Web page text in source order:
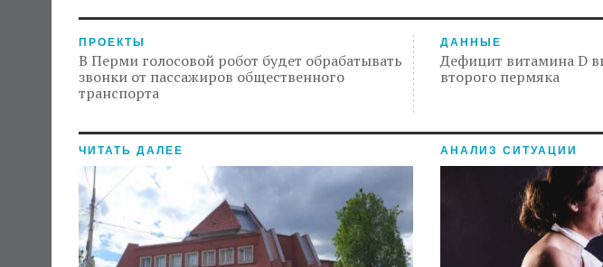
ПРОЕКТЫ
В Перми голосовой робот будет обрабатывать
звонки от пассажиров общественного
транспорта
ДАННЫЕ
Дефицит витамина D
второго пермяка
ЧИТАТЬ ДАЛЕЕ АНАЛИЗ СИТУАЦИИ